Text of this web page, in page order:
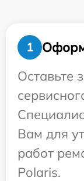
1
Оставьте
Вам для
работ
Polaris.